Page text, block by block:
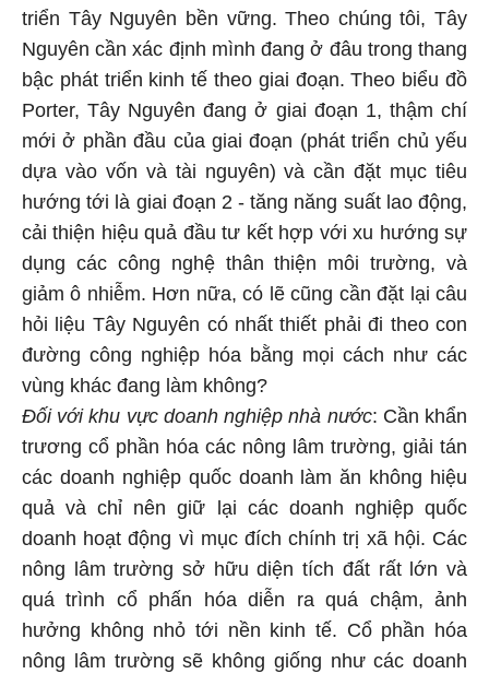
triển Tây Nguyên bền vững. Theo chúng tôi, Tây
Nguyên cần xác định mình đang ở đâu trong thang
bậc phát triển kinh tế theo giai đoạn. Theo biểu đồ
Porter, Tây Nguyên đang ở giai đoạn 1, thậm chí
mới ở phần đầu của giai đoạn (phát triển chủ yếu
dựa vào vốn và tài nguyên) và cần đặt mục tiêu
hướng tới là giai đoạn 2 - tăng năng suất lao động,
cải thiện hiệu quả đầu tư kết hợp với xu hướng sự
dụng các công nghệ thân thiện môi trường, và
giảm ô nhiễm. Hơn nữa, có lẽ cũng cần đặt lại câu
hỏi liệu Tây Nguyên có nhất thiết phải đi theo con
đường công nghiệp hóa bằng mọi cách như các
vùng khác đang làm không?
Đối với khu vực doanh nghiệp nhà nước: Cần khẩn
trương cổ phần hóa các nông lâm trường, giải tán
các doanh nghiệp quốc doanh làm ăn không hiệu
quả và chỉ nên giữ lại các doanh nghiệp quốc
doanh hoạt động vì mục đích chính trị xã hội. Các
nông lâm trường sở hữu diện tích đất rất lớn và
quá trình cổ phấn hóa diễn ra quá chậm, ảnh
hưởng không nhỏ tới nền kinh tế. Cổ phần hóa
nông lâm trường sẽ không giống như các doanh